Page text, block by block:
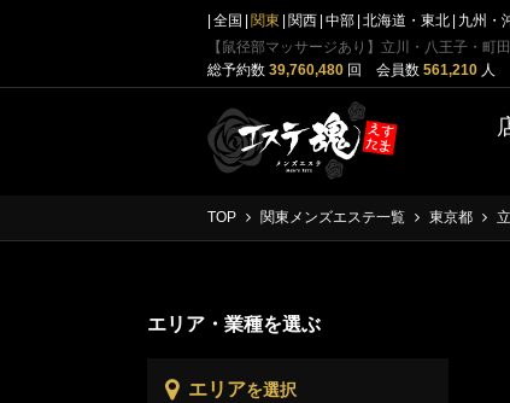
全国 関東 関西 中部 北海道・東北 九州・
【鼠径部マッサージあり】立川・八王子・町
総予約数 39,760,480 回 会員数 561,210 人
TOP 関東メンズエステ一覧 東京都
エリア・業種を選ぶ
エリアを選択